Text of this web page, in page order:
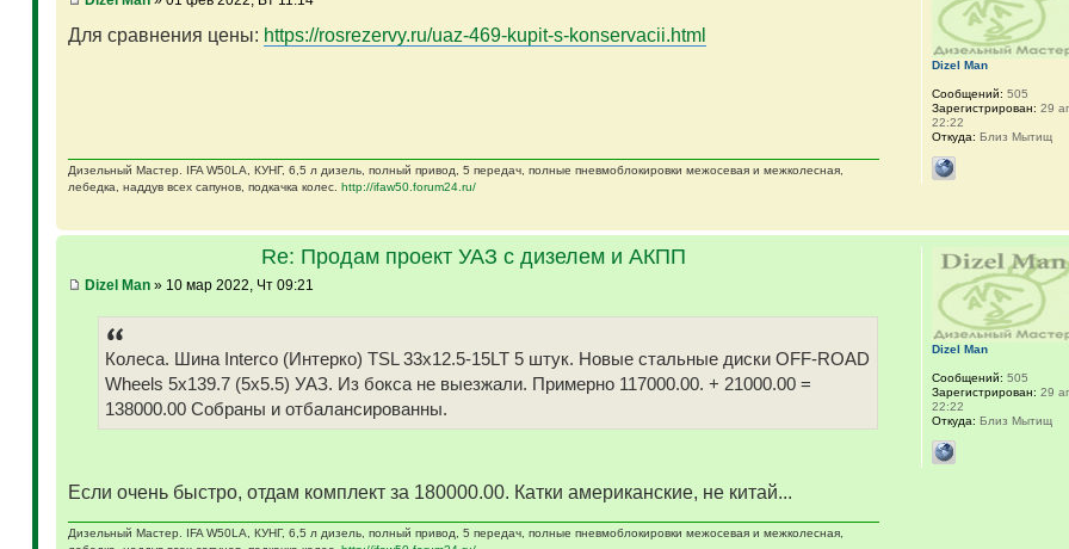
Для сравнения цены: https://rosrezervy.ru/uaz-469-kupit-s-konservacii.html
Дизельный Мастер. IFA W50LA, КУНГ, 6,5 л дизель, полный привод, 5 передач, полные пневмоблокировки межосевая и межколесная,
лебедка, наддув всех сапунов, подкачка колес. http://ifaw50.forum24.ru/
Dizel Man
Сообщений: 505
Зарегистрирован: 29
22:22
Откуда: Близ Мытищ
Re: Продам проект УАЗ с дизелем и АКПП
Dizel Man» 10 мар 2022, Чт 09:21
Колеса. Шина Interco (Интерко) TSL 33x12.5-15LT 5 штук. Новые стальные диски OFF-ROAD
Wheels 5x139.7 (5x5.5) УАЗ. Из бокса не выезжали. Примерно 117000.00. + 21000.00 =
138000.00 Собраны и отбалансированны.
Если очень быстро, отдам комплект за 180000.00. Катки американские, не китай...
Дизельный Мастер. IFA W50LA, КУНГ, 6,5 л дизель, полный привод, 5 передач, полные пневмоблокировки межосевая и межколесная,
Dizel Man
Сообщений: 505
Зарегистрирован: 29
22:22
Откуда: Близ Мытищ